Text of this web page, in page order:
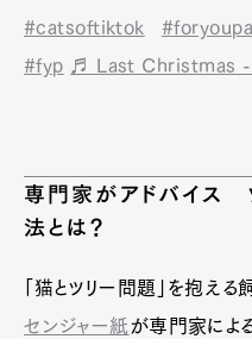
#catsoftiktok
#fyp
♬ Last Christmas
専門家がアドバイス
法とは？
「猫とツリー問題」を抱え
センジャー紙 が専門家によ